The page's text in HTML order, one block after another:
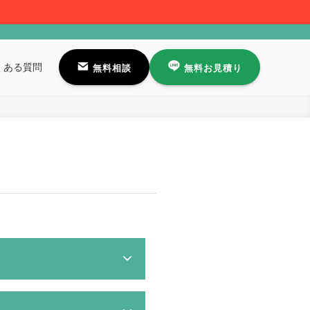
ある質問 無料相談 無料お見積り